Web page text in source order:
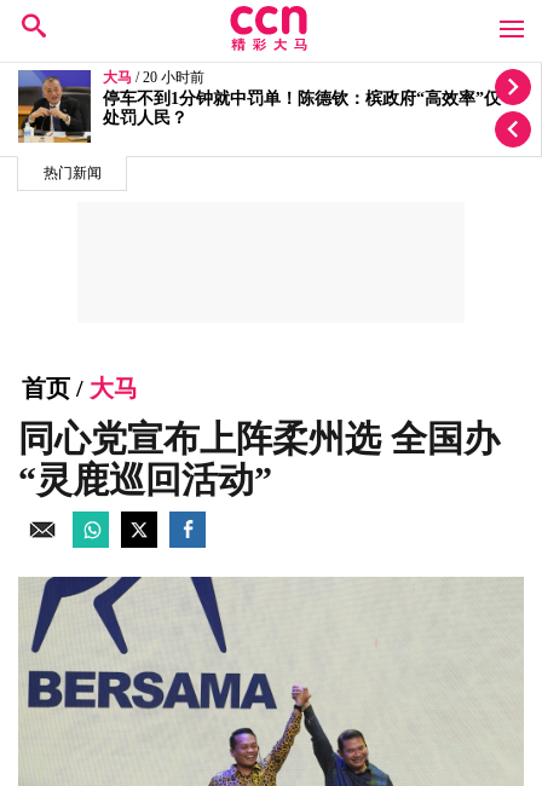
热门新闻
大马/ 21 小时前
按个人喜恶发放拨款有滥权之嫌 5蓝眼议员轰安华
不分
首页 / 大马
同心党宣布上阵柔州选 全国办
“灵鹿巡回活动”